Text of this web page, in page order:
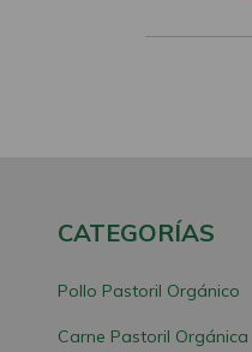
CATEGORÍAS
Pollo Pastoril Orgánico
Carne Pastoril Orgánica